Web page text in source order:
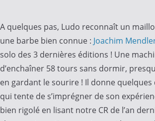
A quelques pas, Ludo reconnaît un
une barbe bien connue : Joachim
solo des 3 dernières éditions ! Une
d’enchaîner 58 tours sans dormir,
en gardant le sourire ! Il donne quelques
qui tente de s’imprégner de son
bien rigolé en lisant notre CR de l’an